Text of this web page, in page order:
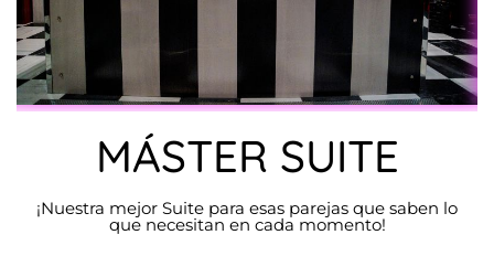
MÁSTER SUITE
¡Nuestra mejor Suite para esas parejas que saben lo
que necesitan en cada momento!